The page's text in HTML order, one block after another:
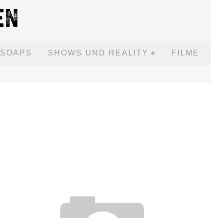
SOAPS SHOWS UND REALITY FILME